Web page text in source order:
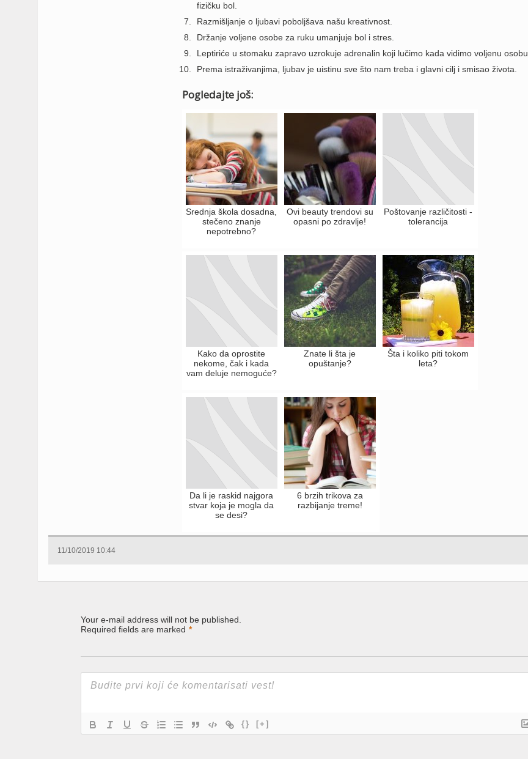
fizičku bol.
Razmišljanje o ljubavi poboljšava našu kreativnost.
Držanje voljene osobe za ruku umanjuje bol i stres.
Leptiriće u stomaku zapravo uzrokuje adrenalin koji lučimo kada vidimo voljenu osobu.
Prema istraživanjima, ljubav je uistinu sve što nam treba i glavni cilj i smisao života.
Pogledajte još:
Srednja škola dosadna,
stečeno znanje
nepotrebno?
Ovi beauty trendovi su
opasni po zdravlje!
Poštovanje različitosti -
tolerancija
Kako da oprostite
nekome, čak i kada
vam deluje nemoguće?
Znate li šta je
opuštanje?
Šta i koliko piti tokom
leta?
Da li je raskid najgora
stvar koja je mogla da
se desi?
6 brzih trikova za
razbijanje treme!
11/10/2019 10:44
Your e-mail address will not be published.
Required fields are marked *
{} [+]